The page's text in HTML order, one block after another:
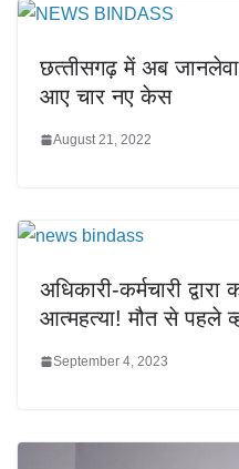
छत्‍तीसगढ़ में अब
आए चार नए केस
August 21, 2022
अधिकारी-कर्मचारी
आत्महत्या! मौत से पहले
September 4, 2023